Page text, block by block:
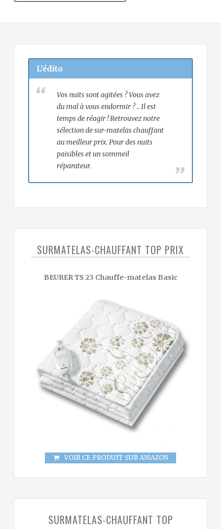
L'édito
Vos nuits sont agitées ? Vous avez
du mal à vous endormir ? .. Il est
temps de réagir ! Retrouvez notre
sélection de sur-matelas chauffant
au meilleur prix. Pour des nuits
paisibles et un sommeil
réparateur.
SURMATELAS-CHAUFFANT TOP PRIX
BEURER TS 23 Chauffe-matelas Basic
VOIR CE PRODUIT SUR AMAZON
SURMATELAS-CHAUFFANT TOP